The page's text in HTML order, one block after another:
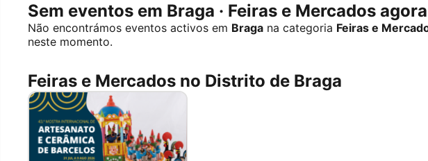
Sem eventos em Braga · Feiras e Mercados agora
Não encontrámos eventos activos em Braga na categoria Feiras e
neste momento.
Feiras e Mercados no Distrito de Braga